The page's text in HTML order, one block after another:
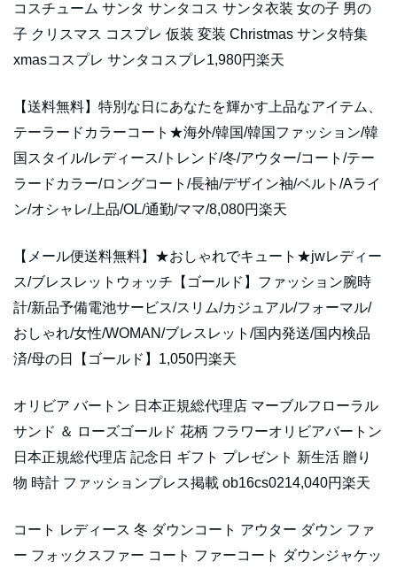
コスチューム サンタ サンタコス サンタ衣装 女の子 男の
子 クリスマス コスプレ 仮装 変装 Christmas サンタ特集
xmasコスプレ サンタコスプレ1,980円楽天
【送料無料】特別な日にあなたを輝かす上品なアイテム、
テーラードカラーコート★海外/韓国/韓国ファッション/韓
国スタイル/レディース/トレンド/冬/アウター/コート/テー
ラードカラー/ロングコート/長袖/デザイン袖/ベルト/Aライ
ン/オシャレ/上品/OL/通勤/ママ/8,080円楽天
【メール便送料無料】★おしゃれでキュート★jwレディー
ス/ブレスレットウォッチ【ゴールド】ファッション腕時
計/新品予備電池サービス/スリム/カジュアル/フォーマル/
おしゃれ/女性/WOMAN/ブレスレット/国内発送/国内検品
済/母の日【ゴールド】1,050円楽天
オリビア バートン 日本正規総代理店 マーブルフローラル
サンド ＆ ローズゴールド 花柄 フラワーオリビアバートン
日本正規総代理店 記念日 ギフト プレゼント 新生活 贈り
物 時計 ファッションプレス掲載 ob16cs0214,040円楽天
コート レディース 冬 ダウンコート アウター ダウン ファ
ー フォックスファー コート ファーコート ダウンジャケッ